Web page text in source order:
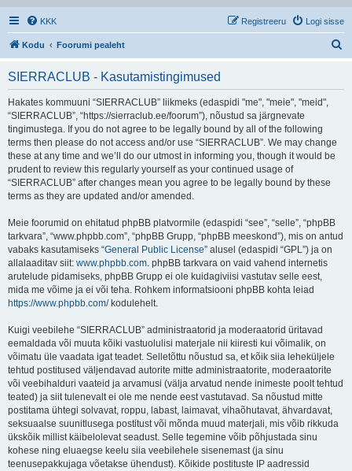
KKK Logi sisse
Registreeru
Kodu Foorumi pealeht
SIERRACLUB - Kasutamistingimused
Hakates kommuuni “SIERRACLUB” liikmeks (edaspidi "me", "meie", "meid",
“SIERRACLUB”, “https://sierraclub.ee/foorum”), nõustud sa järgnevate
tingimustega. If you do not agree to be legally bound by all of the following
terms then please do not access and/or use “SIERRACLUB”. We may change
these at any time and we’ll do our utmost in informing you, though it would be
prudent to review this regularly yourself as your continued usage of
“SIERRACLUB” after changes mean you agree to be legally bound by these
terms as they are updated and/or amended.
Meie foorumid on ehitatud phpBB platvormile (edaspidi “see”, “selle”, “phpBB
tarkvara”, “www.phpbb.com”, “phpBB Grupp, “phpBB meeskond”), mis on antud
vabaks kasutamiseks “General Public License” alusel (edaspidi “GPL”) ja on
allalaaditav siit: www.phpbb.com. phpBB tarkvara on vaid vahend internetis
arutelude pidamiseks, phpBB Grupp ei ole kuidagiviisi vastutav selle eest,
mida me võime ja ei või teha. Rohkem informatsiooni phpBB kohta leiad
https://www.phpbb.com/kodulehelt.
Kuigi veebilehe “SIERRACLUB” administraatorid ja moderaatorid üritavad
eemaldada või muuta kõiki vastuolulisi materjale nii kiiresti kui võimalik, on
võimatu üle vaadata igat teadet. Selletõttu nõustud sa, et kõik siia leheküljele
tehtud postitused väljendavad autorite mitte administraatorite, moderaatorite
või veebihalduri vaateid ja arvamusi (välja arvatud nende inimeste poolt tehtud
teated) ja siit tulenevalt ei ole me nende eest vastutavad. Sa nõustud mitte
postitama ühtegi solvavat, roppu, labast, laimavat, vihaõhutavat, ähvardavat,
seksuaalse suunitlusega postitust või mõnda muud materjali, mis võib rikkuda
ükskõik millist käibelolevat seadust. Selle tegemine võib põhjustada sinu
kohese ning eluaegse keelu siia veebilehele sisenemast (ja sinu
teenusepakkujaga võetakse ühendust). Kõikide postituste IP aadressid